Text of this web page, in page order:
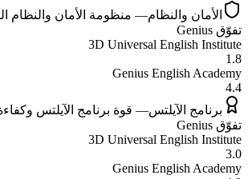
الأمان والنظام— منظومة الأمان والنظام
تفوّق Genius
3D Universal English Institute
1.8
Genius English Academy
4.4
برنامج الآيلتس— قوة برنامج الآيلتس
تفوّق Genius
3D Universal English Institute
3.0
Genius English Academy